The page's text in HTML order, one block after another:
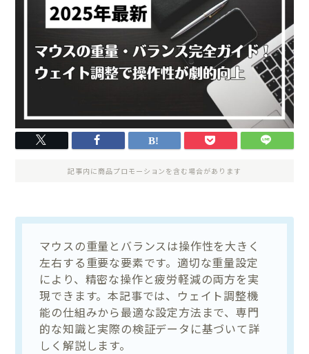
記事内に商品プロモーションを含む場合があります
マウスの重量とバランスは操作性を大きく
左右する重要な要素です。適切な重量設定
により、精密な操作と疲労軽減の両方を実
現できます。本記事では、ウェイト調整機
能の仕組みから最適な設定方法まで、専門
的な知識と実際の検証データに基づいて詳
しく解説します。